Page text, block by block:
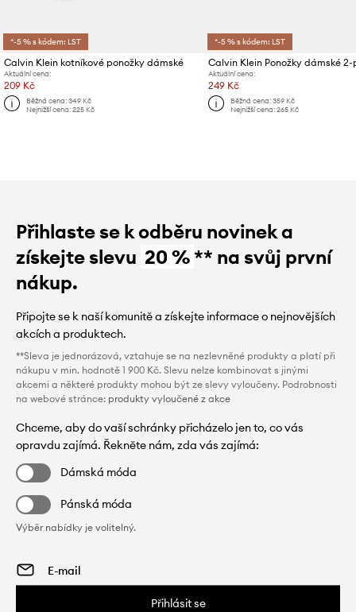
*-5 % s kódem: LST
Calvin Klein kotníkové ponožky dámské
Aktuální cena:
209 Kč
Běžná cena:349 Kč
Nejnižší cena:225 Kč
*-5 % s kódem: LST
Calvin Klein Ponožky dámské
Aktuální cena:
249 Kč
Běžná cena:359 Kč
Nejnižší cena:265 Kč
Přihlaste se k odběru novinek a
získejte slevu 20 %** na svůj první
nákup.
Připojte se k naší komunitě a získejte informace o nejnovějších
akcích a produktech.
**Sleva je jednorázová, vztahuje se na nezlevněné produkty a platí při
nákupu v min. hodnotě 1 900 Kč. Slevu nelze kombinovat s jinými
akcemi a některé produkty mohou být ze slevy vyloučeny. Podrobnosti
na webové stránce: produkty vyloučené z akce
Chceme, aby do vaší schránky přicházelo jen to, co vás
opravdu zajímá. Řekněte nám, zda vás zajímá:
Dámská móda
Pánská móda
Výběr nabídky je volitelný.
Přihlásit se